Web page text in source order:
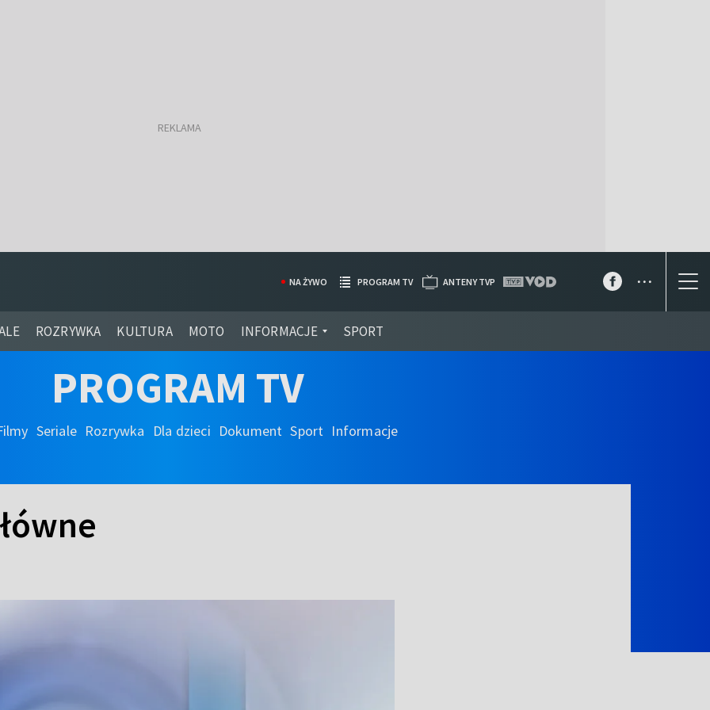
ROZRYWKA KULTURA MOTO INFORMACJE SPORT
NA ŻYWO PROGRAM TV ANTENY TVP ...
PROGRAM TV
Seriale Rozrywka Dla dzieci Dokument Sport Informacje